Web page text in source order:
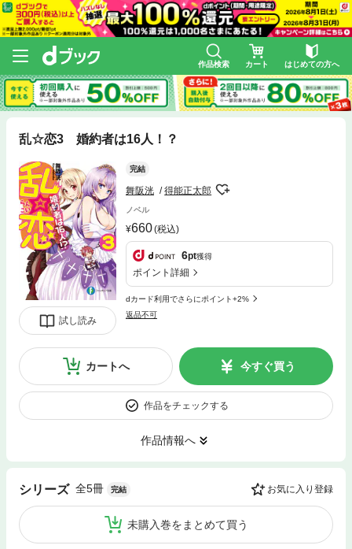
作品検索 カート はじめての方へ
乱☆恋3 婚約者は16人！？
試し読み
完結
舞阪洸 得能正太郎
ノベル
660(税込)
6pt獲得
ポイント詳細
dカード利用でさらにポイント+2%
返品不可
カートへ 今すぐ買う
作品をチェックする
作品情報へ
シリーズ 全5冊 完結 お気に入り登録
未購入巻をまとめて買う